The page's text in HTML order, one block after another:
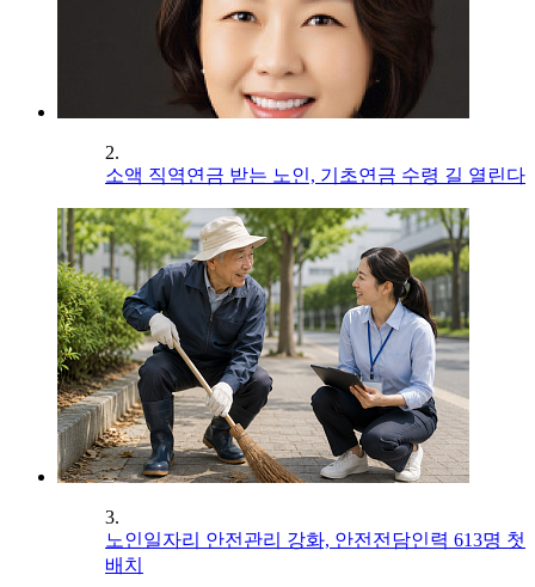
2.
소액 직역연금 받는 노인, 기초연금 수령 길 열린다
3.
노인일자리 안전관리 강화, 안전전담인력 613명 첫
배치